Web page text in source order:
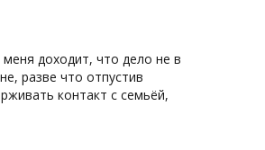
доходит, что дело не в
разве что отпустив
контакт с семьёй,